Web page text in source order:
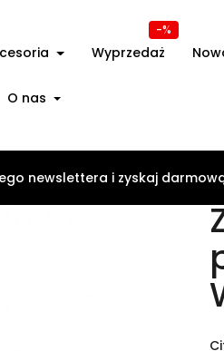
Wyprzedaż
-%
O nas
męski slim City Wallet
newslettera i zyskaj